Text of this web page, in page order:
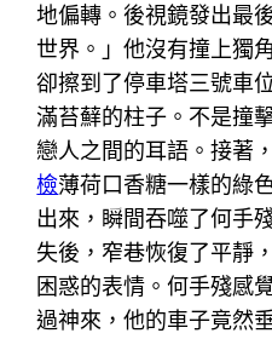
地偏轉。後視鏡發出最
世界。」他沒有撞上獨
卻擦到了停車塔三號車
滿苔蘚的柱子。不是撞
戀人之間的耳語。接著
檢薄荷口香糖一樣的綠
出來，瞬間吞噬了何手
失後，窄巷恢復了平靜
困惑的表情。何手殘感
過神來，他的車子竟然